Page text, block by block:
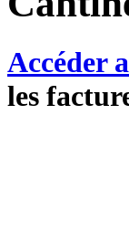
Accéder
les